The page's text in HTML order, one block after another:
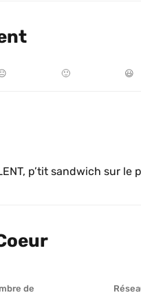
🙂 😃
p’tit sandwich sur le
de